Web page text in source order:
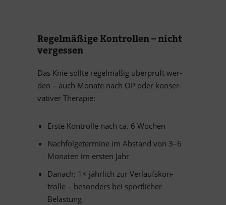
Re­gel­mä­ßige Kon­trol­len – nicht
vergessen
Das Knie sollte re­gel­mä­ßig über­prüft wer­
den – auch Mo­nate nach OP oder kon­ser­
va­ti­ver Therapie:
Erste Kon­trolle nach ca. 6 Wochen
Nach­fol­ge­ter­mine im Ab­stand von 3–6
Mo­na­ten im ers­ten Jahr
Da­nach: 1× jähr­lich zur Ver­laufs­kon­
trolle – be­son­ders bei sport­li­cher
Belastung